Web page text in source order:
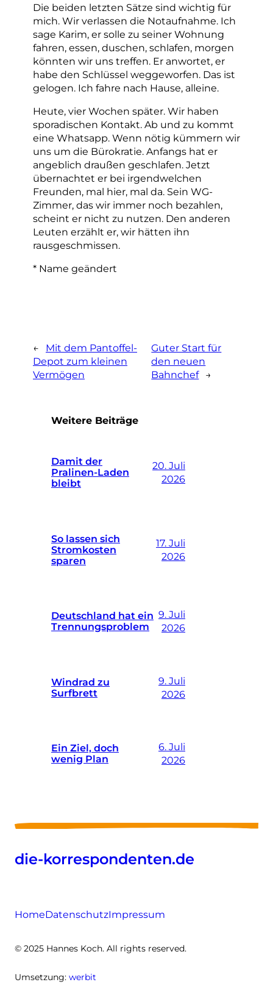
Die beiden letzten Sätze sind wichtig für
mich. Wir verlassen die Notaufnahme. Ich
sage Karim, er solle zu seiner Wohnung
fahren, essen, duschen, schlafen, morgen
könnten wir uns treffen. Er anwortet, er
habe den Schlüssel weggeworfen. Das ist
gelogen. Ich fahre nach Hause, alleine.
Heute, vier Wochen später. Wir haben
sporadischen Kontakt. Ab und zu kommt
eine Whatsapp. Wenn nötig kümmern wir
uns um die Bürokratie. Anfangs hat er
angeblich draußen geschlafen. Jetzt
übernachtet er bei irgendwelchen
Freunden, mal hier, mal da. Sein WG-
Zimmer, das wir immer noch bezahlen,
scheint er nicht zu nutzen. Den anderen
Leuten erzählt er, wir hätten ihn
rausgeschmissen.
* Name geändert
←
Mit dem Pantoffel-
Depot zum kleinen
Vermögen
Guter Start für
den neuen
Bahnchef →
Weitere Beiträge
Damit der
Pralinen-Laden
bleibt
20. Juli
2026
So lassen sich
Stromkosten
sparen
17. Juli
2026
Deutschland hat ein
Trennungsproblem
9. Juli
2026
Windrad zu
Surfbrett
9. Juli
2026
Ein Ziel, doch
wenig Plan
6. Juli
2026
die-korrespondenten.de
HomeDatenschutzImpressum
© 2025 Hannes Koch. All rights reserved.
Umsetzung: werbit